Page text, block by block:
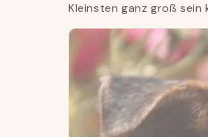
Kleinsten ganz groß sein